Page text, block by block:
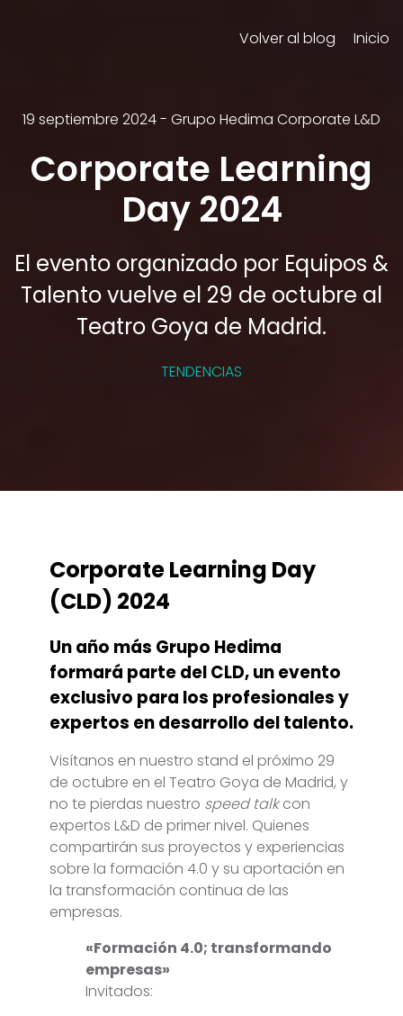
Volver al blog Inicio
19 septiembre 2024- Grupo Hedima Corporate L&D
Corporate Learning
Day 2024
El evento organizado por Equipos &
Talento vuelve el 29 de octubre al
Teatro Goya de Madrid.
TENDENCIAS
Corporate Learning Day
(CLD) 2024
Un año más Grupo Hedima
formará parte del CLD, un evento
exclusivo para los profesionales y
expertos en desarrollo del talento.
Visítanos en nuestro stand el próximo 29
de octubre en el Teatro Goya de Madrid, y
no te pierdas nuestro speed talkcon
expertos L&D de primer nivel. Quienes
compartirán sus proyectos y experiencias
sobre la formación 4.0 y su aportación en
la transformación continua de las
empresas.
«Formación 4.0; transformando
empresas»
Invitados: